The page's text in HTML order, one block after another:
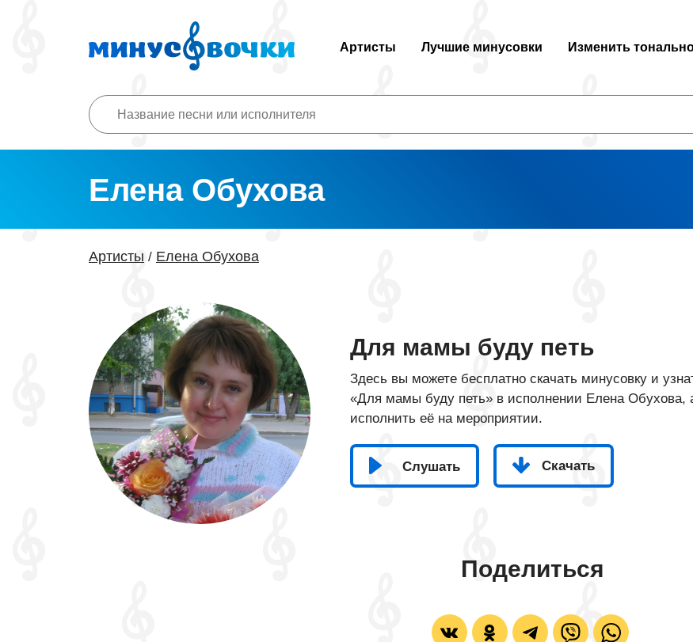
Артисты Лучшие минусовки Изменить
Елена Обухова
Артисты / Елена Обухова
Для мамы буду петь
Здесь вы можете бесплатно скачать минусовку и
«Для мамы буду петь» в исполнении Елена Обухова,
исполнить её на мероприятии.
Слушать Скачать
Поделиться